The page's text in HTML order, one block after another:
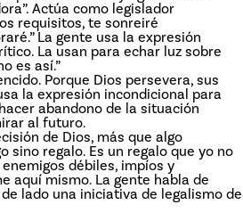
Actúa como legislador
requisitos, te sonreiré
La gente usa la expresión
La usan para echar luz sobre
es así.”
Porque Dios persevera, sus
la expresión incondicional para
abandono de la situación
al futuro.
de Dios, más que algo
sino regalo. Es un regalo que yo no
débiles, impíos y
aquí mismo. La gente habla de
lado una iniciativa de legalismo de